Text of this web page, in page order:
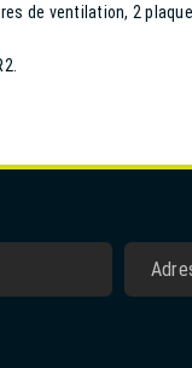
de ventilation, 2